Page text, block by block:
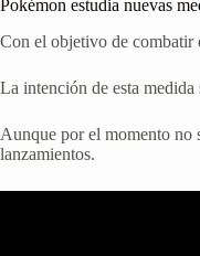
Pokémon estudia nuevas
Con el objetivo de combatir
La intención de esta
Aunque por el momento no
lanzamientos.